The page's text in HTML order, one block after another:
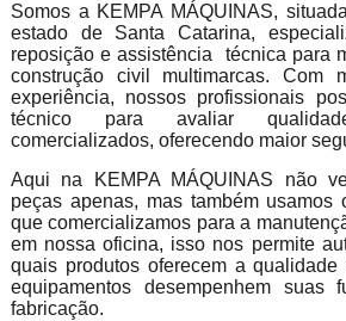
Somos a KEMPA MÁQUINAS,
estado de Santa Catarina,
reposição e assistência técnica para
construção civil multimarcas.
experiência, nossos profissionais
técnico para avaliar
comercializados, oferecendo maior
Aqui na KEMPA MÁQUINAS não
peças apenas, mas também usamos
que comercializamos para a
em nossa oficina, isso nos permite
quais produtos oferecem a
equipamentos desempenhem suas
fabricação.